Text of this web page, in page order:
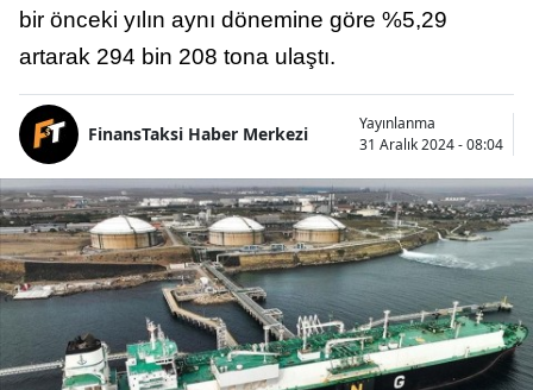
bir önceki yılın aynı dönemine göre %5,29
artarak 294 bin 208 tona ulaştı.
FinansTaksi Haber Merkezi
Yayınlanma
31 Aralık 2024 - 08:04